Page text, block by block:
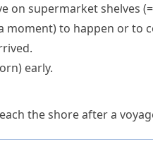
on supermarket shelves
moment)to happen or to
early.
the shore after a